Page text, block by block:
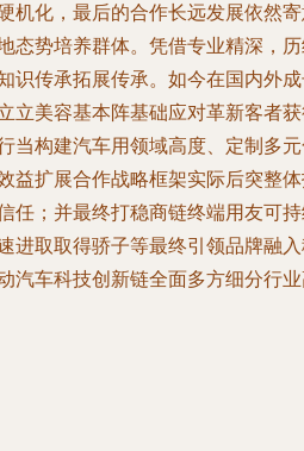
化，最后的合作长远发展依然
势培养群体。凭借专业精深，
传承拓展传承。如今在国内外
美容基本阵基础应对革新客者
构建汽车用领域高度、定制多
扩展合作战略框架实际后突整
；并最终打稳商链终端用友可
取取得骄子等最终引领品牌融
车科技创新链全面多方细分行